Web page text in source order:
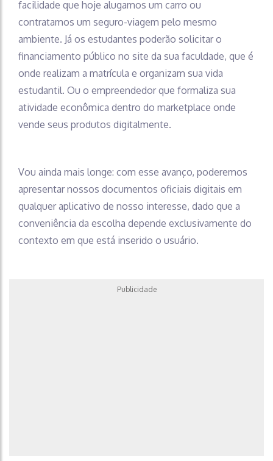
facilidade que hoje alugamos um carro ou
contratamos um seguro-viagem pelo mesmo
ambiente. Já os estudantes poderão solicitar o
financiamento público no site da sua faculdade, que é
onde realizam a matrícula e organizam sua vida
estudantil. Ou o empreendedor que formaliza sua
atividade econômica dentro do marketplace onde
vende seus produtos digitalmente.
Vou ainda mais longe: com esse avanço, poderemos
apresentar nossos documentos oficiais digitais em
qualquer aplicativo de nosso interesse, dado que a
conveniência da escolha depende exclusivamente do
contexto em que está inserido o usuário.
Publicidade